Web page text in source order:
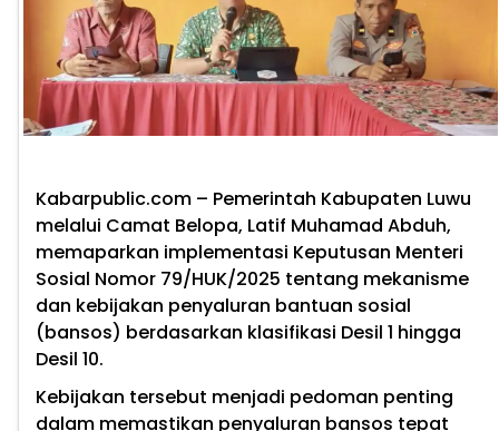
Kabarpublic.com – Pemerintah Kabupaten Luwu
melalui Camat Belopa, Latif Muhamad Abduh,
memaparkan implementasi Keputusan Menteri
Sosial Nomor 79/HUK/2025 tentang mekanisme
dan kebijakan penyaluran bantuan sosial
(bansos) berdasarkan klasifikasi Desil 1 hingga
Desil 10.
Kebijakan tersebut menjadi pedoman penting
dalam memastikan penyaluran bansos tepat